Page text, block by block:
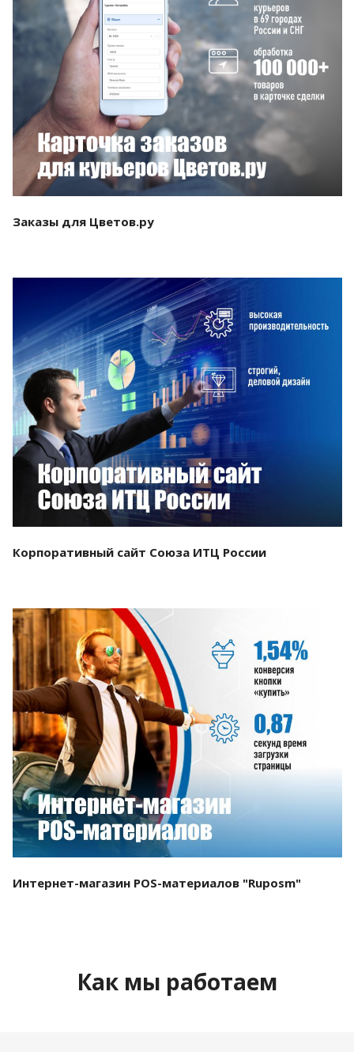
Смотреть проект
Заказы для Цветов.ру
Смотреть проект
Корпоративный сайт Союза ИТЦ России
Смотреть проект
Интернет-магазин POS-материалов "Ruposm"
Как мы работаем